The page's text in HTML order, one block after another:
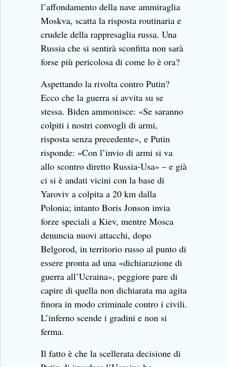
l’affondamento della nave ammiraglia
Moskva, scatta la risposta routinaria e
crudele della rappresaglia russa. Una
Russia che si sentirà sconfitta non sarà
forse più pericolosa di come lo è ora?
Aspettando la rivolta contro Putin?
Ecco che la guerra si avvita su se
stessa. Biden ammonisce: «Se saranno
colpiti i nostri convogli di armi,
risposta senza precedente», e Putin
risponde: «Con l’invio di armi si va
allo scontro diretto Russia-Usa» – e già
ci si è andati vicini con la base di
Yaroviv a colpita a 20 km dalla
Polonia; intanto Boris Jonson invia
forze speciali a Kiev, mentre Mosca
denuncia nuovi attacchi, dopo
Belgorod, in territorio russo al punto di
essere pronta ad una «dichiarazione di
guerra all’Ucraina», peggiore pare di
capire di quella non dichiarata ma agita
finora in modo criminale contro i civili.
L’inferno scende i gradini e non si
ferma.
Il fatto è che la scellerata decisione di